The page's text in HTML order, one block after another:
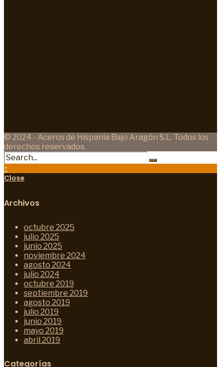
© 2024 - Aceros de Hispania Bajo Aragón S.L. Todos los
derechos reservados.
↑
Close
Archivos
octubre 2025
julio 2025
junio 2025
noviembre 2024
agosto 2024
julio 2024
octubre 2019
septiembre 2019
agosto 2019
julio 2019
junio 2019
mayo 2019
abril 2019
Categorías